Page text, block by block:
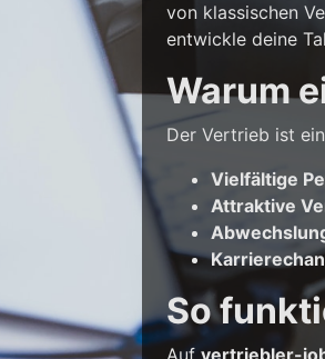
von klassischen
entwickle deine
Warum
Der Vertrieb ist
Vielfältige
Attraktive
So